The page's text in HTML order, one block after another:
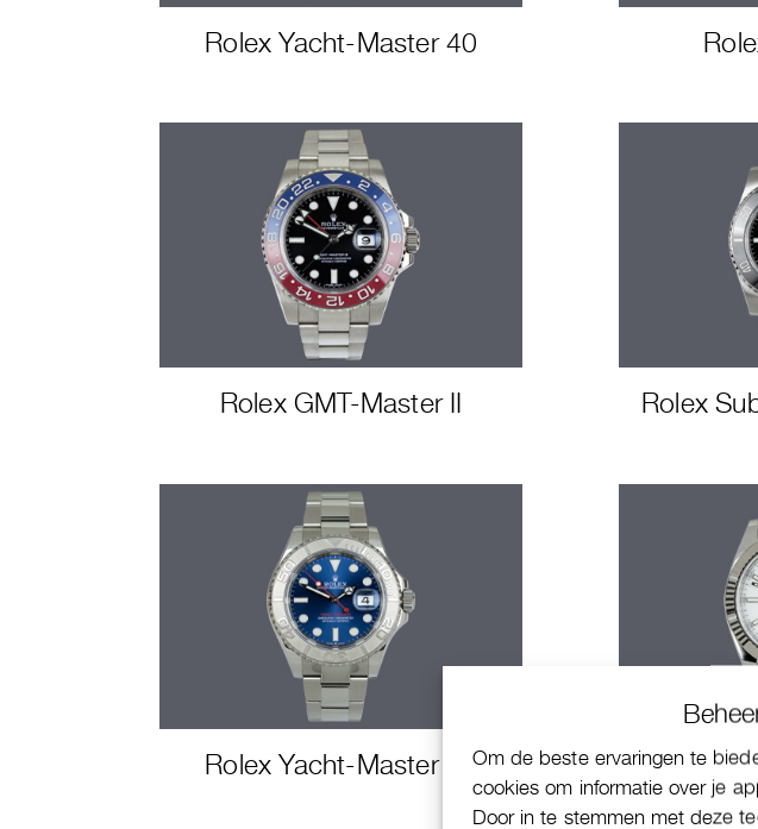
Om de beste ervaringen te
cookies om informatie over je
Door in te stemmen met deze
Rolex Yacht-Master 40
Rolex GMT-Master II Rolex
Rolex Yacht-Master 40